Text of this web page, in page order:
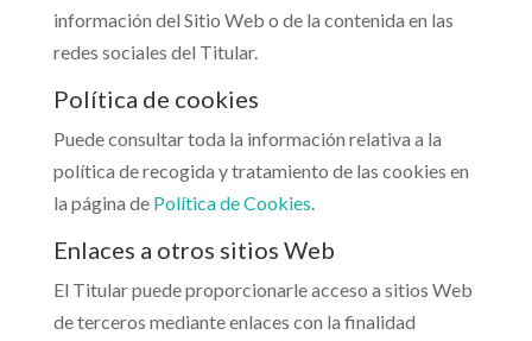
información del Sitio Web o de la contenida en las
redes sociales del Titular.
Política de cookies
Puede consultar toda la información relativa a la
política de recogida y tratamiento de las cookies en
la página de Política de Cookies.
Enlaces a otros sitios Web
El Titular puede proporcionarle acceso a sitios Web
de terceros mediante enlaces con la finalidad